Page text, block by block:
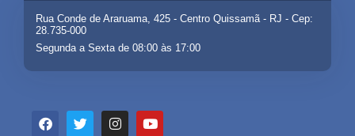
Rua Conde de Araruama, 425 - Centro Quissamã - RJ - Cep:
28.735-000
Segunda a Sexta de 08:00 às 17:00